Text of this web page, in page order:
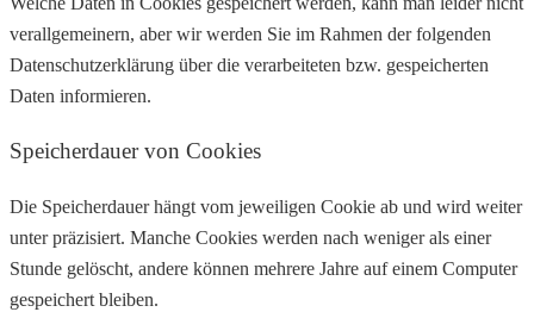
verallgemeinern, aber wir werden Sie im Rahmen der folgenden
Datenschutzerklärung über die verarbeiteten bzw. gespeicherten
Daten informieren.
Speicherdauer von Cookies
Die Speicherdauer hängt vom jeweiligen Cookie ab und wird weiter
unter präzisiert. Manche Cookies werden nach weniger als einer
Stunde gelöscht, andere können mehrere Jahre auf einem Computer
gespeichert bleiben.